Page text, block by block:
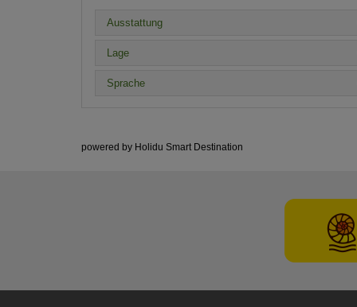
Ausstattung
Lage
Sprache
powered by Holidu Smart Destination